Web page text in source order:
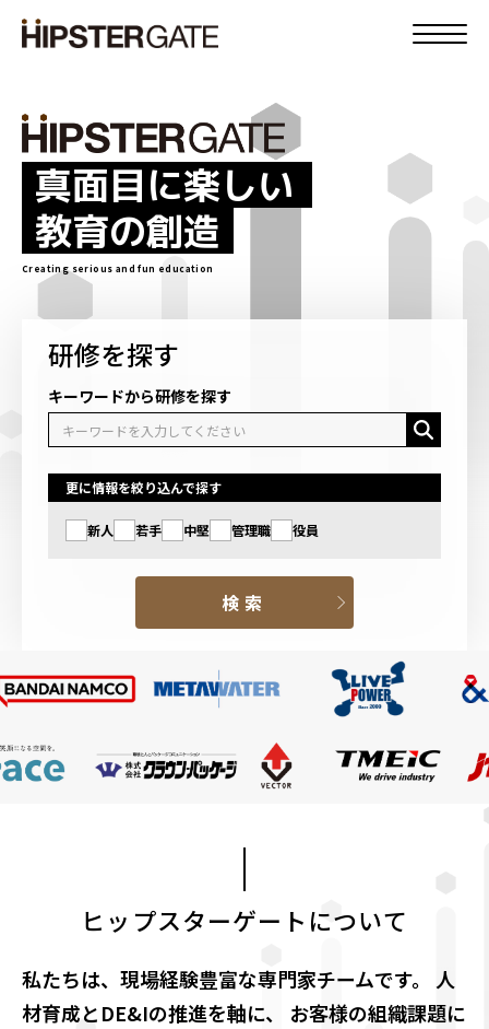
真面目に楽しい
教育の創造
Creating serious and fun education
研修を探す
キーワードから研修を探す
更に情報を絞り込んで探す
新人 若手 中堅 管理職 役員
ヒップスターゲートについて
私たちは、現場経験豊富な専門家チームです。
人
材育成とDE&Iの推進を軸に、
お客様の組織課題に